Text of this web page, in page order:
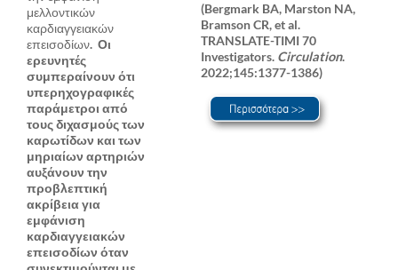
μελλοντικών
καρδιαγγειακών
επεισοδίων.Οι
ερευνητές
συμπεραίνουν ότι
υπερηχογραφικές
παράμετροι από
τους διχασμούς των
καρωτίδων και των
μηριαίων αρτηριών
αυξάνουν την
προβλεπτική
ακρίβεια για
εμφάνιση
καρδιαγγειακών
επεισοδίων όταν
(Bergmark BA, Marston NA,
Bramson CR, et al.
TRANSLATE-TIMI 70
Investigators. Circulation.
2022;145:1377-1386)